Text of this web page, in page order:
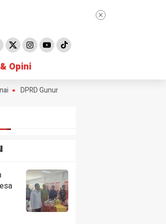
Opini
Opini
DPRD Gunung Mas Soroti Sungai Dipenuhi Sampah